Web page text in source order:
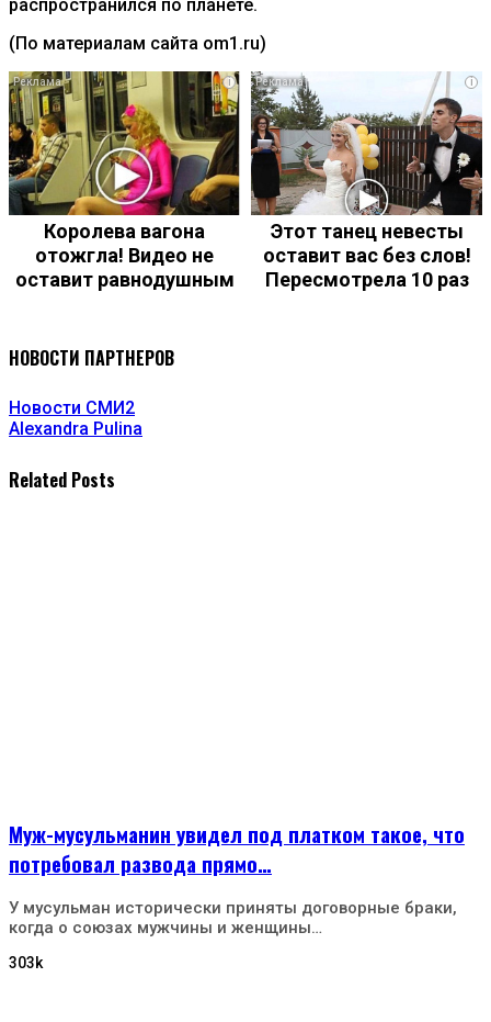
распространился по планете.
(По материалам сайта om1.ru)
i
Королева вагона
отожгла! Видео не
оставит равнодушным
i
Этот танец невесты
оставит вас без слов!
Пересмотрела 10 раз
НОВОСТИ ПАРТНЕРОВ
Новости СМИ2
Alexandra Pulina
Related Posts
Муж-мусульманин увидел под платком такое, что
потребовал развода прямо…
У мусульман исторически приняты договорные браки,
когда о союзах мужчины и женщины…
303k